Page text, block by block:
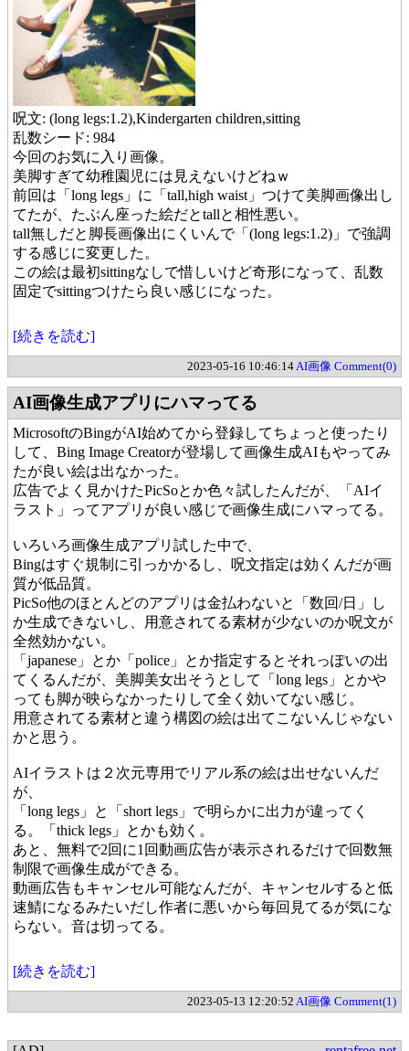
呪文: (long legs:1.2),Kindergarten children,sitting
乱数シード: 984
今回のお気に入り画像。
美脚すぎて幼稚園児には見えないけどねｗ
前回は「long legs」に「tall,high waist」つけて美脚画像出し
てたが、たぶん座った絵だとtallと相性悪い。
tall無しだと脚長画像出にくいんで「(long legs:1.2)」で強調
する感じに変更した。
この絵は最初sittingなしで惜しいけど奇形になって、乱数
固定でsittingつけたら良い感じになった。
[続きを読む]
2023-05-16 10:46:14AI画像 Comment(0)
AI画像生成アプリにハマってる
MicrosoftのBingがAI始めてから登録してちょっと使ったり
して、Bing Image Creatorが登場して画像生成AIもやってみ
たが良い絵は出なかった。
広告でよく見かけたPicSoとか色々試したんだが、「AIイ
ラスト」ってアプリが良い感じで画像生成にハマってる。
いろいろ画像生成アプリ試した中で、
Bingはすぐ規制に引っかかるし、呪文指定は効くんだが画
質が低品質。
PicSo他のほとんどのアプリは金払わないと「数回/日」し
か生成できないし、用意されてる素材が少ないのか呪文が
全然効かない。
「japanese」とか「police」とか指定するとそれっぽいの出
てくるんだが、美脚美女出そうとして「long legs」とかや
っても脚が映らなかったりして全く効いてない感じ。
用意されてる素材と違う構図の絵は出てこないんじゃない
かと思う。
AIイラストは２次元専用でリアル系の絵は出せないんだ
が、
「long legs」と「short legs」で明らかに出力が違ってく
る。「thick legs」とかも効く。
あと、無料で2回に1回動画広告が表示されるだけで回数無
制限で画像生成ができる。
動画広告もキャンセル可能なんだが、キャンセルすると低
速鯖になるみたいだし作者に悪いから毎回見てるが気にな
らない。音は切ってる。
[続きを読む]
2023-05-13 12:20:52 AI画像 Comment(1)